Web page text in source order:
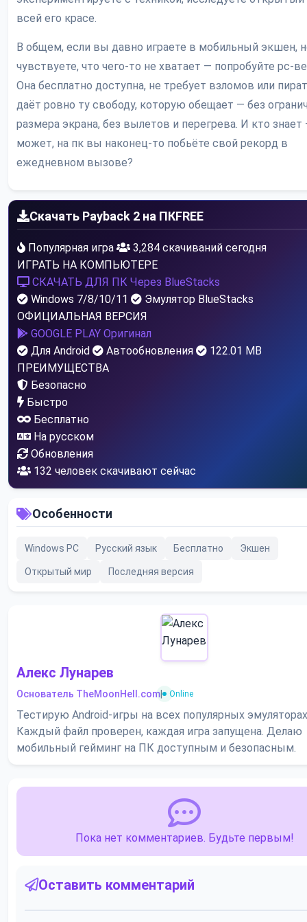
всей его красе.
В общем, если вы давно играете в мобильный экшен,
чувствуете, что чего-то не хватает — попробуйте pc-
Она бесплатно доступна, не требует взломов или
даёт ровно ту свободу, которую обещает — без
размера экрана, без вылетов и перегрева. И кто знает
может, на пк вы наконец-то побьёте свой рекорд в
ежедневном вызове?
Скачать Payback 2 на ПКFREE
Популярная игра
3,284 скачиваний сегодня
ИГРАТЬ НА КОМПЬЮТЕРЕ
СКАЧАТЬ ДЛЯ ПК Через BlueStacks
Windows 7/8/10/11
Эмулятор BlueStacks
ОФИЦИАЛЬНАЯ ВЕРСИЯ
GOOGLE PLAY Оригинал
Для Android
Автообновления
122.01 MB
ПРЕИМУЩЕСТВА
Безопасно
Быстро
Бесплатно
На русском
Обновления
132 человек скачивают сейчас
Особенности
Windows PC Русский язык Бесплатно Экшен
Открытый мир Последняя версия
Алекс Лунарев
Основатель TheMoonHell.com Online
Тестирую Android-игры на всех популярных
Каждый файл проверен, каждая игра запущена. Делаю
мобильный гейминг на ПК доступным и безопасным.
Пока нет комментариев. Будьте первым!
Оставить комментарий